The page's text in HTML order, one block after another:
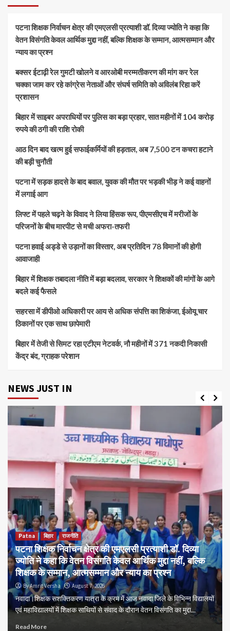
पटना शिक्षक निर्वाचन क्षेत्र की एमएलसी प्रत्याशी डॉ. दिव्या ज्योति ने कहा कि
वेतन विसंगति केवल आर्थिक मुद्दा नहीं, बल्कि शिक्षक के सम्मान, आत्मसम्मान और
न्याय का प्रश्न
बक्सर ईटाढ़ी रेल गुमटी खोलने व आरओबी मरम्मतीकरण की मांग कर रेल
चक्का जाम कर रहे कांग्रेस नेताओं और संघर्ष समिति को अविलंब रिहा करें
प्रशासन
बिहार में साइबर अपराधियों पर पुलिस का बड़ा प्रहार, सात महीनों में 104 करोड़
रुपये की ठगी की राशि रोकी
आठ दिन बाद खत्म हुई सफाईकर्मियों की हड़ताल, अब 7,500 टन कचरा हटाने
की बड़ी चुनौती
पटना में सड़क हादसे के बाद बवाल, युवक की मौत पर भड़की भीड़ ने कई वाहनों
में लगाई आग
लिफ्ट में पहले चढ़ने के विवाद ने लिया हिंसक रूप, पीएमसीएच में मरीजों के
परिजनों के बीच मारपीट से मची अफरा-तफरी
पटना हवाई अड्डे से उड़ानों का विस्तार, अब प्रतिदिन 78 विमानों की होगी
आवाजाही
बिहार में शिक्षक तबादला नीति में बड़ा बदलाव, सरकार ने शिक्षकों की मांगों के आगे
बदले कई फैसले
सहरसा में डीपीओ अधिकारी पर आय से अधिक संपत्ति का शिकंजा, ईओयू चार
ठिकानों पर एक साथ छापेमारी
बिहार में तेजी से सिमट रहा एटीएम नेटवर्क, नौ महीनों में 371 नकदी निकासी
केंद्र बंद, ग्राहक परेशान
NEWS JUST IN
Patna बिहार राजनीति
पटना शिक्षक निर्वाचन क्षेत्र की एमएलसी प्रत्याशी डॉ. दिव्या
ज्योति ने कहा कि वेतन विसंगति केवल आर्थिक मुद्दा नहीं, बल्कि
शिक्षक के सम्मान, आत्मसम्मान और न्याय का प्रश्न
By Amrit Versha August 7, 2026
नवादा।शिक्षक सशक्तिकरण यात्रा के क्रम में आज नवादा जिले के विभिन्न विद्यालयों
एवं महाविद्यालयों में शिक्षक साथियों से संवाद के दौरान वेतन विसंगति का मुद्दा...
Read More